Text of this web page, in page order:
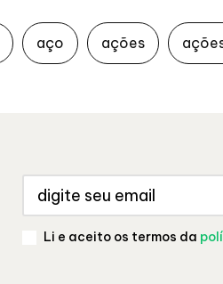
aço ações
Li e aceito os termos da